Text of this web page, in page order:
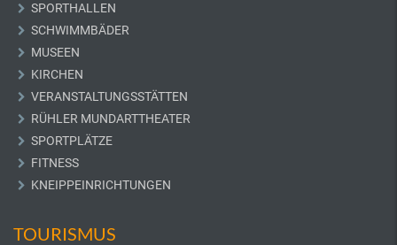
SPORTHALLEN
SCHWIMMBÄDER
MUSEEN
KIRCHEN
VERANSTALTUNGSSTÄTTEN
RÜHLER MUNDARTTHEATER
SPORTPLÄTZE
FITNESS
KNEIPPEINRICHTUNGEN
TOURISMUS